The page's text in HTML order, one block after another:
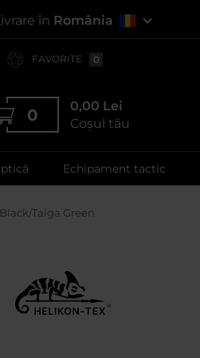
în România
FAVORITE 0
0
0,00 Lei
Coșul tău
Echipament tactic
Taiga Green